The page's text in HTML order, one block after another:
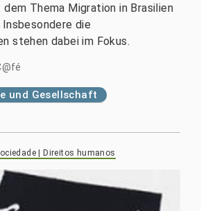
Thema Migration in Brasilien
die
stehen dabei im Fokus.
und Gesellschaft
| Direitos humanos